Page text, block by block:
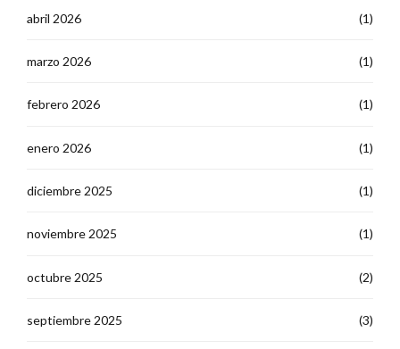
abril 2026 (1)
marzo 2026 (1)
febrero 2026 (1)
enero 2026 (1)
diciembre 2025 (1)
noviembre 2025 (1)
octubre 2025 (2)
septiembre 2025 (3)